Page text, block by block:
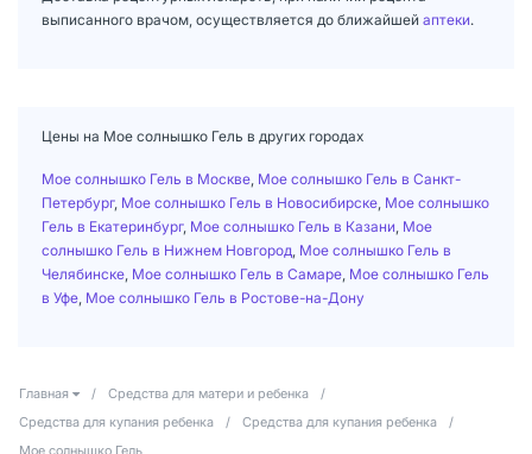
выписанного врачом, осуществляется до ближайшей аптеки.
Цены на Мое солнышко Гель в других городах
Мое солнышко Гель в Москве Мое солнышко Гель в Санкт-
Петербург, Мое солнышко Гель в Новосибирске Мое солнышко
Гель в Екатеринбург, Мое солнышко Гель в Казани Мое
солнышко Гель в Нижнем Новгород Мое солнышко Гель в
Челябинске Мое солнышко Гель в Самаре Мое солнышко Гель
в Уфе Мое солнышко Гель в Ростове-на-Дону
Главная / Средства для матери и ребенка
/
Средства для купания ребенка
/ Средства для купания ребенка
/
Мое солнышко Гель